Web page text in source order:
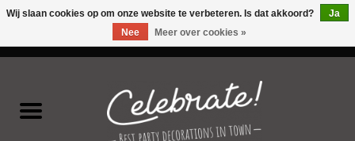
Latex ballonnen
Wij slaan cookies op om onze website te verbeteren. Is dat akkoord?
Ja
Nee
Meer over cookies »